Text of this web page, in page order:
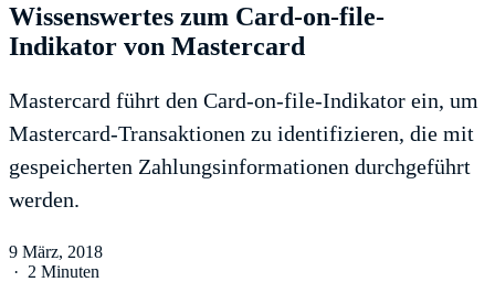
Wissenswertes zum Card-on-file-
Indikator von Mastercard
Mastercard führt den Card-on-file-Indikator ein, um
Mastercard-Transaktionen zu identifizieren, die mit
gespeicherten Zahlungsinformationen durchgeführt
werden.
9 März, 2018
· 2 Minuten